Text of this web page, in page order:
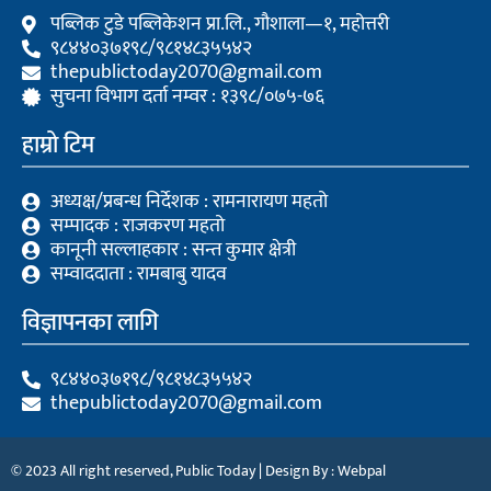
k
पब्लिक टुडे पब्लिकेशन प्रा.लि., गौशाला—१, महोत्तरी
९८४४०३७१९८/९८१४८३५५४२
thepublictoday2070@gmail.com
सुचना विभाग दर्ता नम्वर : १३९८/०७५-७६
हाम्रो टिम
अध्यक्ष/प्रबन्ध निर्देशक : रामनारायण महतो
सम्पादक : राजकरण महतो
कानूनी सल्लाहकार : सन्त कुमार क्षेत्री
सम्वाददाता : रामबाबु यादव
विज्ञापनका लागि
९८४४०३७१९८/९८१४८३५५४२
thepublictoday2070@gmail.com
© 2023 All right reserved, Public Today | Design By :Webpal